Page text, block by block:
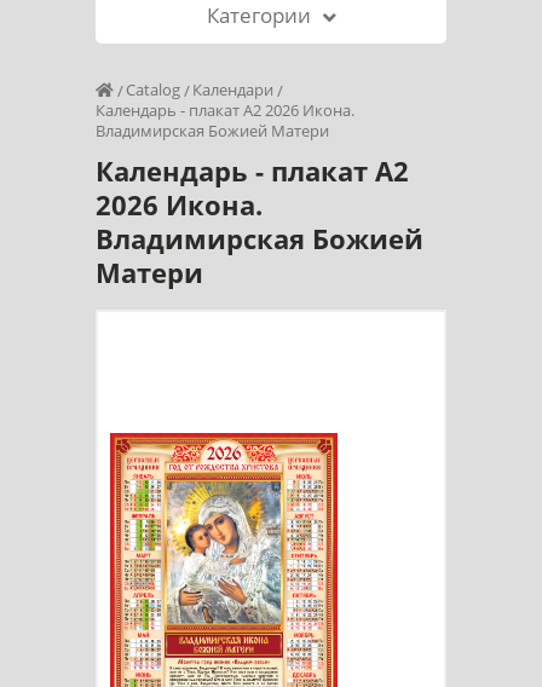
Категории
Catalog
Календари
Календарь - плакат А2 2026 Икона.
Владимирская Божией Матери
Календарь - плакат А2
2026 Икона.
Владимирская Божией
Матери